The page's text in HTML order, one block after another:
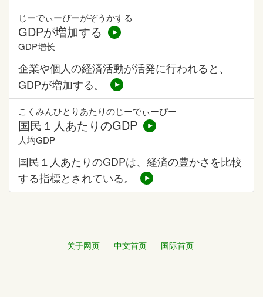
じーでぃーぴーがぞうかする
GDPが増加する
GDP增长
企業や個人の経済活動が活発に行われると、
GDPが増加する。
こくみんひとりあたりのじーでぃーぴー
国民１人あたりのGDP
人均GDP
国民１人あたりのGDPは、経済の豊かさを比較
する指標とされている。
关于网页 中文首页 国际首页